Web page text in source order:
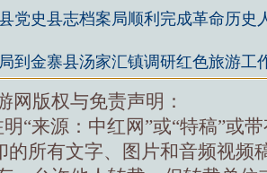
党史县志档案局顺利完成革命历史
到金寨县汤家汇镇调研红色旅游工
网版权与免责声明：
“来源：中红网”或“特稿”或
的所有文字、图片和音频视频